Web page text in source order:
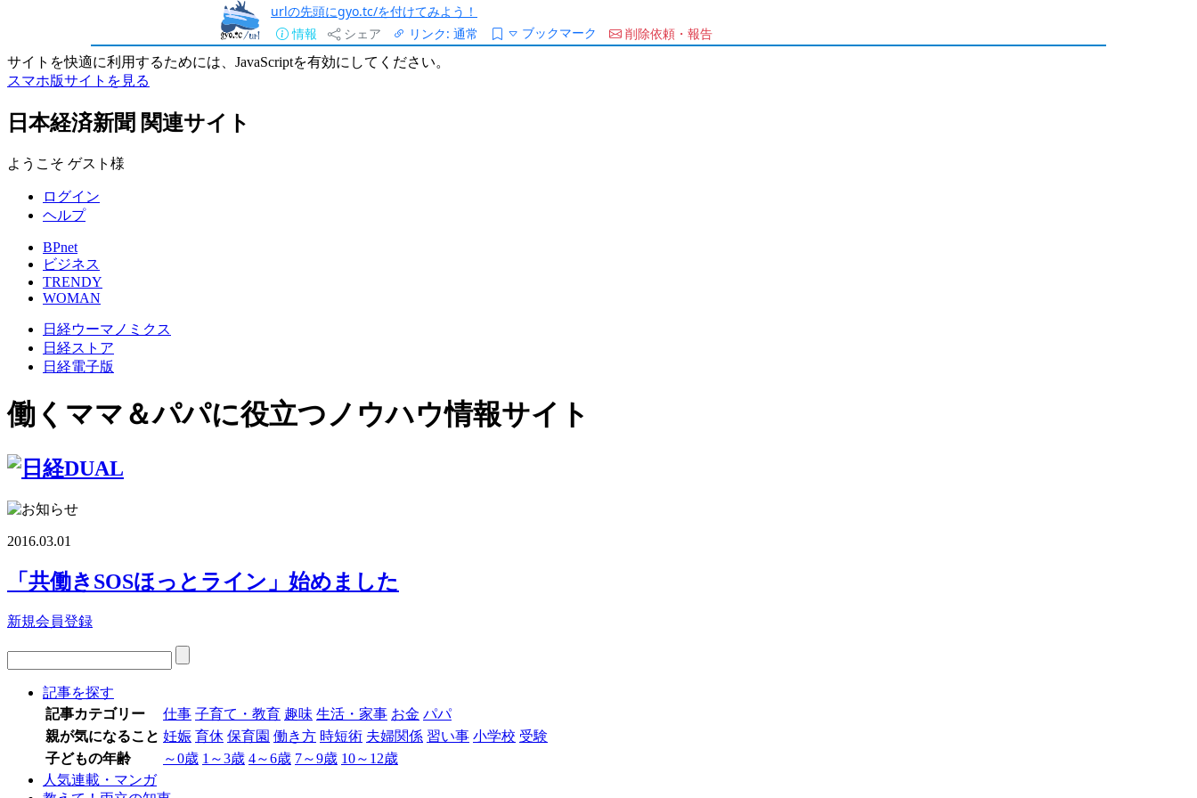
urlの先頭にgyo.tc/を付けてみよう！
情報
シェア リンク: 通常 ブックマーク 削除依頼・報告